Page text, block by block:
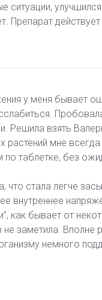
ситуации,
Препарат действует
у меня бывает
Решила взять
растений мне
таблетке, без
что стала легче
внутреннее
как бывает от
заметила. Вполне
немного